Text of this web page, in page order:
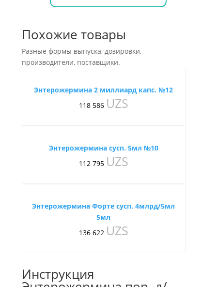
Похожие товары
Разные формы выпуска, дозировки,
производители, поставщики.
Энтерожермина 2 миллиард капс. №12
118 586 UZS
Энтерожермина сусп. 5мл №10
112 795 UZS
Энтерожермина Форте сусп. 4млрд/5мл
5мл
136 622 UZS
Инструкция